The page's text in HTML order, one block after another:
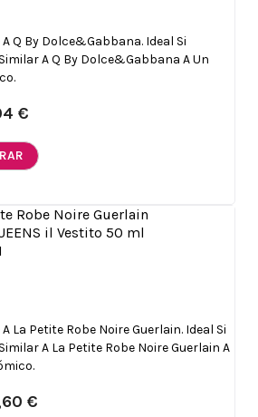
Q By Dolce&Gabbana. Ideal Si
A Q By Dolce&Gabbana A Un
€
La Petite Robe Noire Guerlain. Ideal Si
A La Petite Robe Noire Guerlain A
€